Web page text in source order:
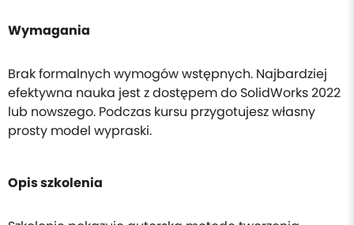
Wymagania
Brak formalnych wymogów wstępnych. Najbardziej
efektywna nauka jest z dostępem do SolidWorks 2022
lub nowszego. Podczas kursu przygotujesz własny
prosty model wypraski.
Opis szkolenia